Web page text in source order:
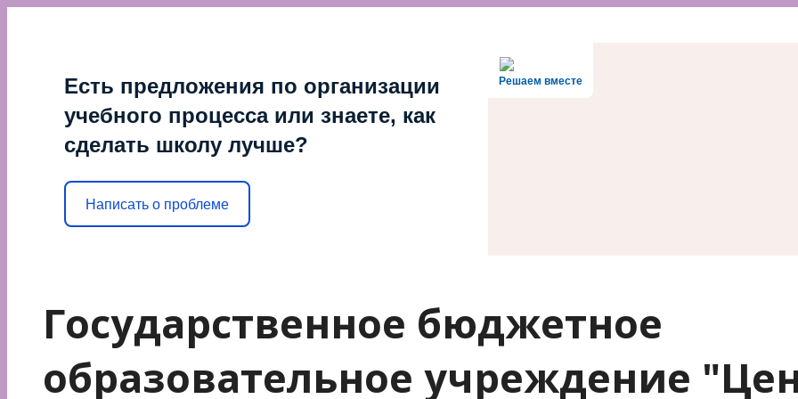
Решаем вместе
Есть предложения по организации
учебного процесса или знаете, как
сделать школу лучше?
Написать о проблеме
Государственное бюджетное
образовательное учреждение